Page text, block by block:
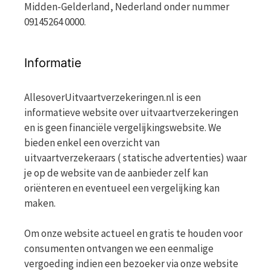
Midden-Gelderland, Nederland onder nummer
09145264 0000.
Informatie
AllesoverUitvaartverzekeringen.nl is een
informatieve website over uitvaartverzekeringen
en is geen financiële vergelijkingswebsite. We
bieden enkel een overzicht van
uitvaartverzekeraars ( statische advertenties) waar
je op de website van de aanbieder zelf kan
oriënteren en eventueel een vergelijking kan
maken.
Om onze website actueel en gratis te houden voor
consumenten ontvangen we een eenmalige
vergoeding indien een bezoeker via onze website